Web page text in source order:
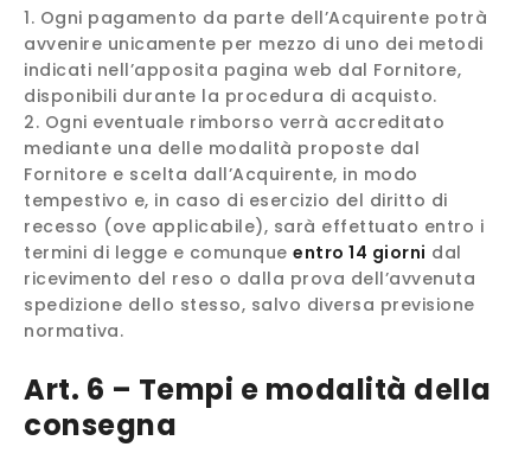
Ogni pagamento da parte dell’Acquirente potrà
avvenire unicamente per mezzo di uno dei metodi
indicati nell’apposita pagina web dal Fornitore,
disponibili durante la procedura di acquisto.
Ogni eventuale rimborso verrà accreditato
mediante una delle modalità proposte dal
Fornitore e scelta dall’Acquirente, in modo
tempestivo e, in caso di esercizio del diritto di
recesso (ove applicabile), sarà effettuato entro i
termini di legge e comunque entro 14 giorni dal
ricevimento del reso o dalla prova dell’avvenuta
spedizione dello stesso, salvo diversa previsione
normativa.
Art. 6 – Tempi e modalità della
consegna